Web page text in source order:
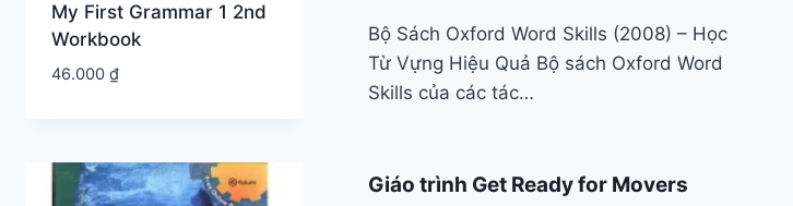
My First Grammar 1 2nd
Workbook
46.000₫
Bộ Sách Oxford Word Skills (2008) – Học
Từ Vựng Hiệu Quả Bộ sách Oxford Word
Skills của các tác…
Giáo trình Get Ready for Movers